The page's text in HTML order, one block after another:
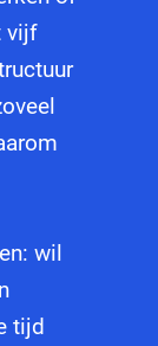
vijf
wil
tijd